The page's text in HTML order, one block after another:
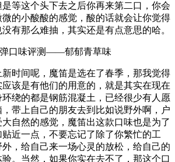
等这个头下去之后你再来第二口，你会
的小酸酸的感觉，酸的话就会让你觉得
有那么难抽，其实还是有点意思的哈。
时间呢，魔笛是选在了春季，那我觉得
该是有他们的用意的，就是其实在现在
绕的都是钢筋混凝土，已经很少有人愿
带上自己的朋友去到比如说野外啊，户
自然的感觉，魔笛出这款口味也是为了
近一点，不要忘记了除了你繁忙的工
，给自己来一场心灵的放松，给自己的
。当然，如果你实在去不了，那这个口